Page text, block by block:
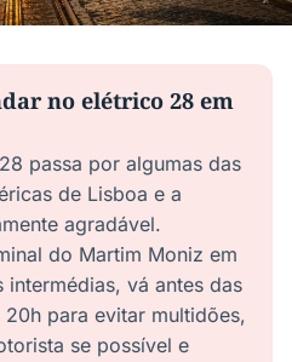
no elétrico 28 em
passa por algumas das
de Lisboa e a
agradável.
do Martim Moniz em
intermédias, vá antes das
para evitar multidões,
se possível e